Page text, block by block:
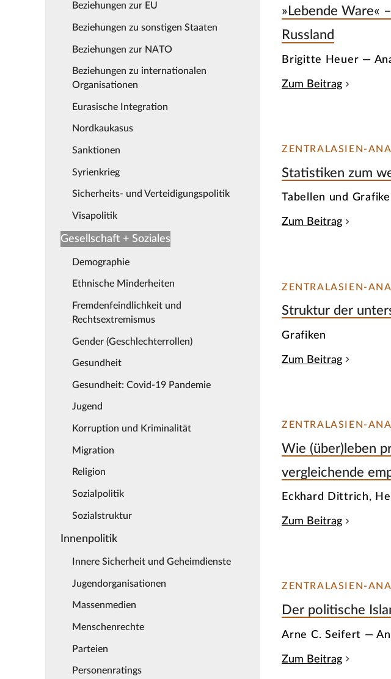
Beziehungen zur EU
Beziehungen zu sonstigen Staaten
Beziehungen zur NATO
Beziehungen zu internationalen
Organisationen
Eurasische Integration
Nordkaukasus
Sanktionen
Syrienkrieg
Sicherheits- und Verteidigungspolitik
Visapolitik
Gesellschaft + Soziales
Demographie
Ethnische Minderheiten
Fremdenfeindlichkeit und
Rechtsextremismus
Gender (Geschlechterrollen)
Gesundheit
Gesundheit: Covid-19 Pandemie
Jugend
Korruption und Kriminalität
Migration
Religion
Sozialpolitik
Sozialstruktur
Innenpolitik
Innere Sicherheit und Geheimdienste
Jugendorganisationen
Massenmedien
Menschenrechte
Parteien
Personenratings
»Lebende Ware«
Russland
Brigitte Heuer —
Zum Beitrag
ZENTRALASIEN-
Statistiken zum
Tabellen und
Zum Beitrag
ZENTRALASIEN-
Struktur der
Grafiken
Zum Beitrag
ZENTRALASIEN-
Wie (über)leben
vergleichende
Eckhard Dittrich,
Zum Beitrag
ZENTRALASIEN-
Der politische
Arne C. Seifert —
Zum Beitrag